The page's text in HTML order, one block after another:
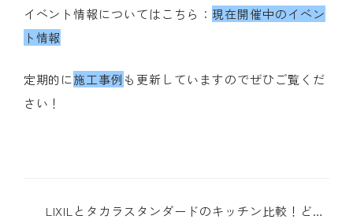
イベント情報についてはこちら： 現在開催中のイベン
ト情報
定期的に施工事例 も更新していますのでぜひご覧くだ
さい！
LIXILとタカラスタンダードのキッチン比較！どち